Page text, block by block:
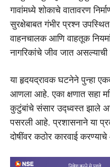
गावांमध्ये शोकाचे वातावरण
सुरक्षेबाबत गंभीर प्रश्न
वाहनचालक आणि वाहतूक
नागरिकांचे जीव जात
या हृदयद्रावक घटनेने पुन्हा
आणला आहे. एका क्षणात सहा
कुटुंबांचे संसार उद्ध्वस्त झाले
पसरली आहे. प्रशासनाने या
दोषींवर कठोर कारवाई